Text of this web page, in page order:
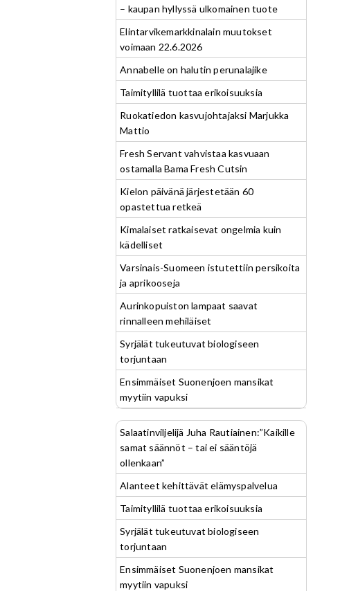
– kaupan hyllyssä ulkomainen tuote
Elintarvikemarkkinalain muutokset
voimaan 22.6.2026
Annabelle on halutin perunalajike
Taimityllilä tuottaa erikoisuuksia
Ruokatiedon kasvujohtajaksi Marjukka
Mattio
Fresh Servant vahvistaa kasvuaan
ostamalla Bama Fresh Cutsin
Kielon päivänä järjestetään 60
opastettua retkeä
Kimalaiset ratkaisevat ongelmia kuin
kädelliset
Varsinais-Suomeen istutettiin persikoita
ja aprikooseja
Aurinkopuiston lampaat saavat
rinnalleen mehiläiset
Syrjälät tukeutuvat biologiseen
torjuntaan
Ensimmäiset Suonenjoen mansikat
myytiin vapuksi
Salaatinviljelijä Juha Rautiainen:”Kaikille
samat säännöt – tai ei sääntöjä
ollenkaan”
Alanteet kehittävät elämyspalvelua
Taimityllilä tuottaa erikoisuuksia
Syrjälät tukeutuvat biologiseen
torjuntaan
Ensimmäiset Suonenjoen mansikat
myytiin vapuksi